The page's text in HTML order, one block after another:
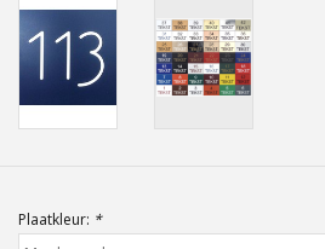
Portfolio
kleuren en lettertypes
Plaatkleur: *